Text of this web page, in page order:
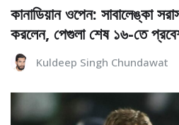
কানাডিয়ান ওপেন: সাবালেঙ্কা
করলেন, পেগুলা শেষ ১৬-তে
Kuldeep Singh Chundawat